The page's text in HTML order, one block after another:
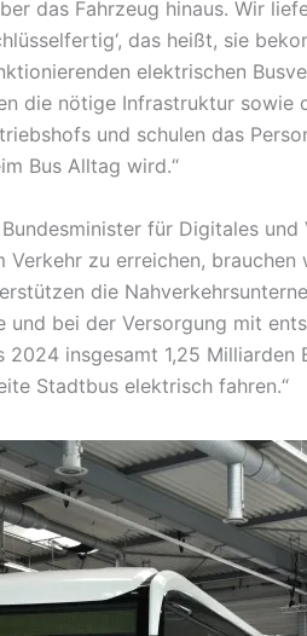
das Fahrzeug hinaus. Wir
das heißt, sie
elektrischen
die nötige Infrastruktur sowie
und schulen das
Bus Alltag wird.“
für Digitales und
Verkehr zu erreichen,
die
und bei der Versorgung mit
2024 insgesamt 1,25 Milliarden
Stadtbus elektrisch fahren.“